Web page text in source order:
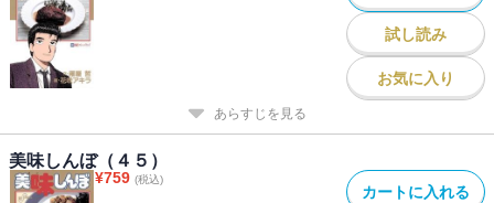
試し読み
お気に入り
あらすじを見る
美味しんぼ（４５）
¥759 (税込)
カートに入れる